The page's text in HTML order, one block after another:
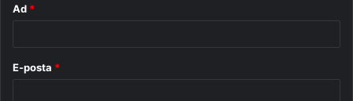
Ad *
E-posta *